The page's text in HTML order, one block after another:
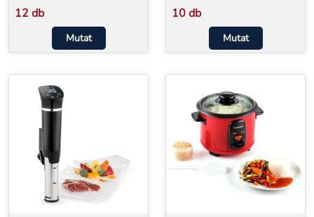
12 db
Mutat
10 db
Mutat